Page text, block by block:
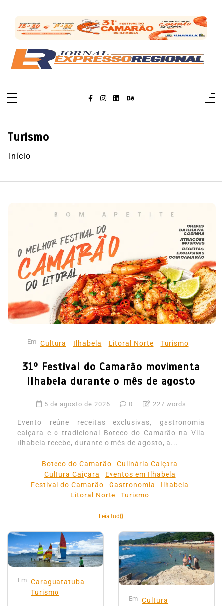
conteúdo
Turismo
Início
Em Cultura Ilhabela Litoral Norte Turismo
31º Festival do Camarão movimenta
Ilhabela durante o mês de agosto
5 de agosto de 2026 0 227 words
Evento reúne receitas exclusivas, gastronomia
caiçara e o tradicional Boteco do Camarão na Vila
Ilhabela recebe, durante o mês de agosto, a...
Boteco do Camarão
Culinária Caiçara
Cultura Caiçara
Eventos em Ilhabela
Festival do Camarão
Gastronomia
Ilhabela
Litoral Norte
Turismo
Leia tudo
Em Caraguatatuba
Turismo
Em Cultura